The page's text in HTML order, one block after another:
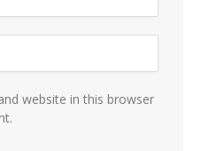
website in this browser